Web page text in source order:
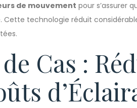
de mouvement pour s’assurer
Cette technologie réduit
Cas :